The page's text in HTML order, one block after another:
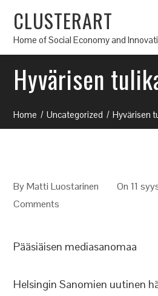
CLUSTERART
Home of Social Economy and
Hyvärisen
Home Uncategorized Hyvärisen
ByMatti Luostarinen On 11
Comments
Pääsiäisen mediasanomaa
Helsingin Sanomien uutinen